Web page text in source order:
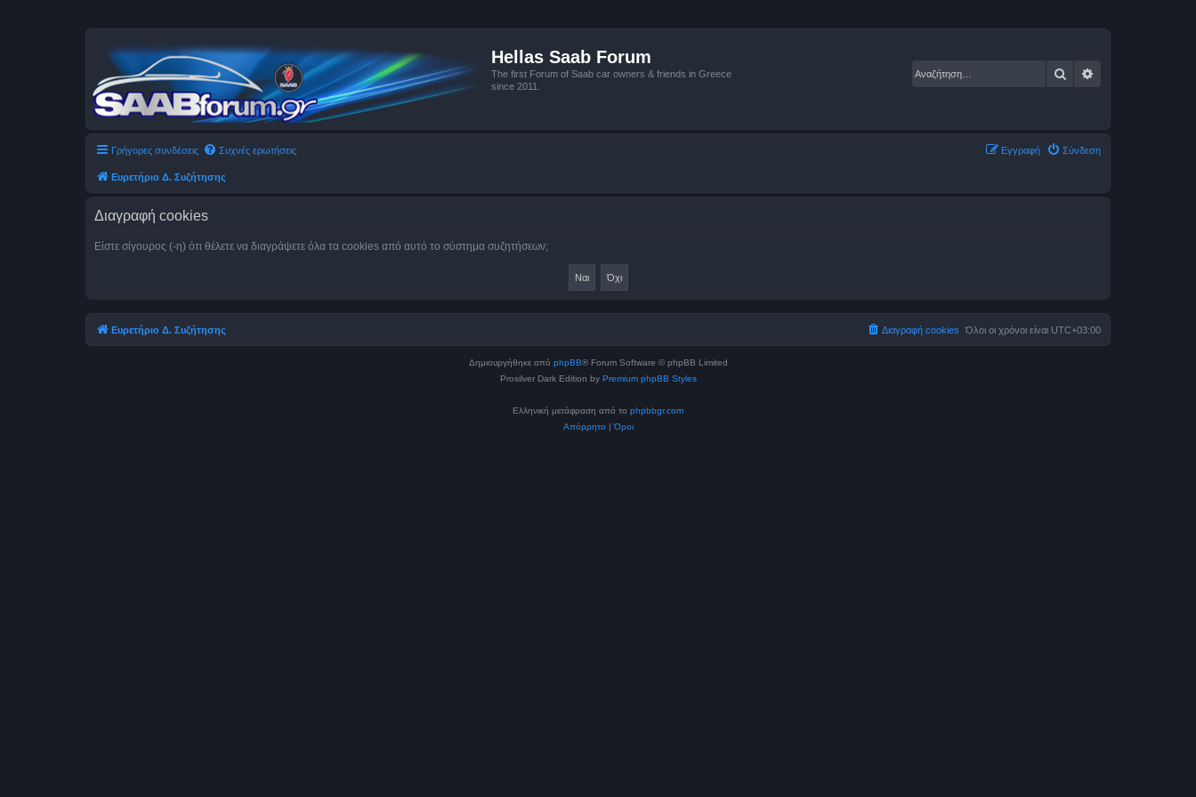
Hellas Saab Forum
The first Forum of Saab car owners & friends in Greece
since 2011.
Αναζήτηση
Γρήγορες συνδέσεις Συχνές ερωτήσεις Σύνδεση
Εγγραφή
Ευρετήριο Δ. Συζήτησης
Διαγραφή cookies
Είστε σίγουρος (-η) ότι θέλετε να διαγράψετε όλα τα cookies από αυτό το σύστημα συζητήσεων;
Ευρετήριο Δ. Συζήτησης Όλοι οι χρόνοι είναι UTC+03:00
Διαγραφή cookies
Δημιουργήθηκε από phpBB® Forum Software © phpBB Limited
Prosilver Dark Edition by Premium phpBB Styles
Ελληνική μετάφραση από το phpbbgr.com
Απόρρητο |Όροι